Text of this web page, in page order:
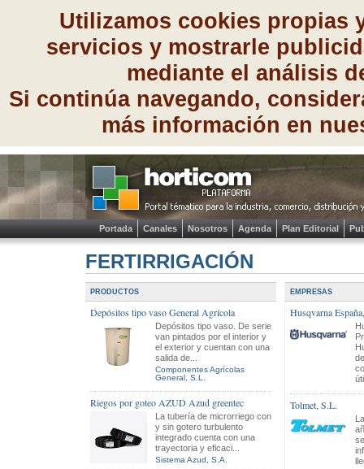
Utilizamos cookies propias
servicios y mostrarle
mediante el análisis
Si continúa navegando,
más información en
Portada Canales Nosotros Agenda Plan Editorial
FERTIRRIGACIÓN
PRODUCTOS
Depósitos tipo vaso General Agrícola
Depósitos tipo vaso. De serie
van pintados por el interior y
el exterior y cuentan con una
salida de...
Componentes Agrícolas
General, S.L.
Riegos por goteo AZUD Azud greentec
La tubería de microrriego con
y sin gotero turbulento
integrado cuenta con una
trayectoria y eficaci...
Sistema Azud, S.A.
EMPRESAS
Husqvarna
Tolmet, S.L.